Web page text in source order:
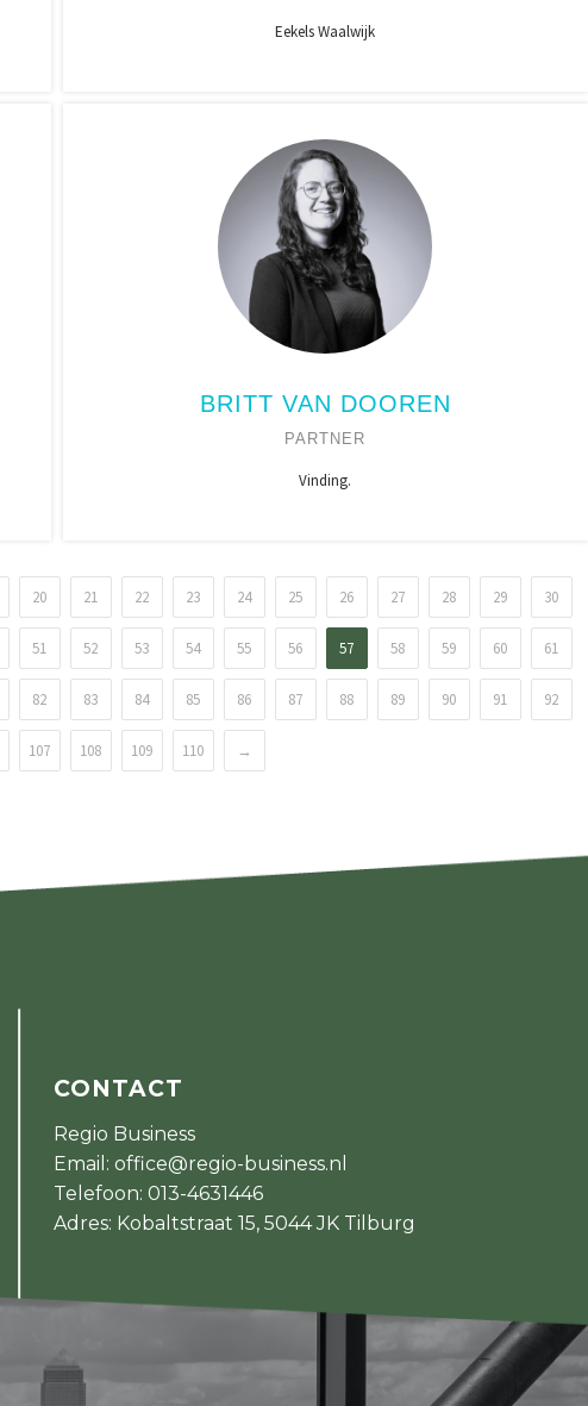
Eekels Waalwijk
BRITT VAN DOOREN
PARTNER
Vinding.
20 21 22 23 24 25 26 27 28 29 30
51 52 53 54 55 56 57 58 59 60 61
82 83 84 85 86 87 88 89 90 91 92
107 108 109 110 →
CONTACT
Regio Business
Email: office@regio-business.nl
Telefoon: 013-4631446
Adres: Kobaltstraat 15, 5044 JK Tilburg